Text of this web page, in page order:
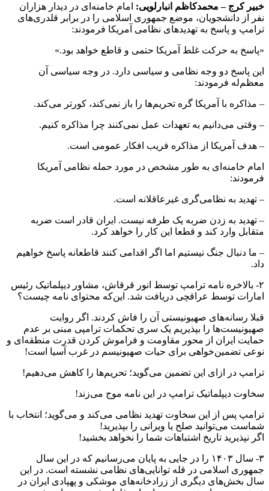
خبیر کرج – محمدکاظم انبارلویی: امام خامنه‌ای در دیدار هزاران
نفر از دانشجویان، موضع جمهوری اسلامی را در برابر قلدری‌های
ترامپ و پاسخ به تهدیدهای نظامی آمریکا فرمودند:
«پاسخ به حرکت غلط آمریکا حتمی و قاطع خواهد بود.»
این پاسخ دو وجه نظامی و سیاسی دارد. در وجه سیاسی آن
معظم‌له فرمودند:
– مذاکره با آمریکا گره تحریم‌ها را باز نمی‌کند، کورتر می‌کند.
– وقتی می‌دانیم به تعهدات عمل نمی‌کنند چرا مذاکره کنیم.
– هدف آمریکا از مذاکره فریب افکار عمومی است.
امام خامنه‌ای به طور مشخص در مورد حمله نظامی آمریکا
فرمودند:
– تهدید به نظامی‌گری غیرعاقلانه است.
– تهدید به زدن ضربه یک طرفه نیست. ایران قادر است ضربه
متقابل وارد کند و قطعا این کار را خواهد کرد.
– ما دنبال جنگ نیستیم اما اگر اقدامی کنند قاطعانه پاسخ خواهیم
داد.
۲- بالاخره نامه ترامپ توسط انور قرقاش، مشاور دیپلماتیک رئیس
امارات توسط عراقچی دریافت شد. این‌که محتوای نامه چیست؟
قبلا رسانه‌های صهیونیستی آن را فاش کردند. اگر روایت
صهیونیست‌ها را بپذیریم یک سری تحکمات ترامپی مبنی بر عدم
حمایت ایران از محور مقاومت و فراموش کردن قدرت منطقه‌ای و
نوعی تضمین‌خواهی برای حیات صهیونیسم در غرب آسیا است!
ترامپ در ازای این تضمین می‌گوید؛ تحریم‌ها را کاهش می‌دهیم!
سخاوت دیپلماتیک ترامپ در این نامه موج می‌زند!
ترامپ پس از این سخاوت تهدید نظامی می‌کند و می‌گوید؛ انتخاب با
شماست می‌توانید صلح یا ویرانی را بپذیرید!
اگر نپذیرید تاریخ اشتباهات شما را نخواهد بخشید!
۳- سال ۱۴۰۳ را در جایی به پایان می‌رسانیم که در این سال
جمهوری اسلامی در قله توانایی‌های نظامی نشسته است. در این
سال بخش‌های دیگری از زرادخانه‌های موشکی و پهپادی ایران در